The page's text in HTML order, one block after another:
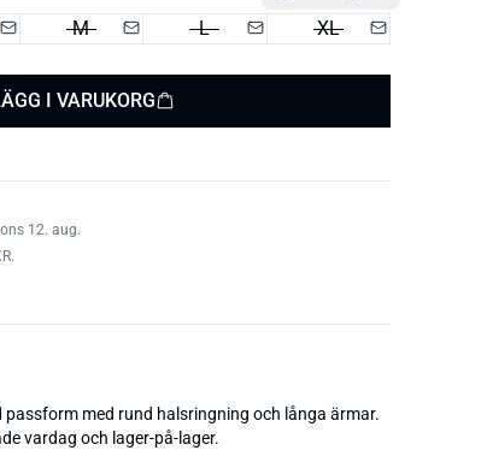
M L
XL
I VARUKORG
12. aug.
passform med rund halsringning och långa ärmar.
vardag och lager-på-lager.